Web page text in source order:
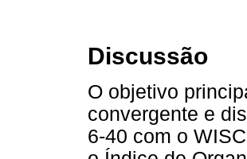
Discussão
O objetivo
convergente e
6-40 com o